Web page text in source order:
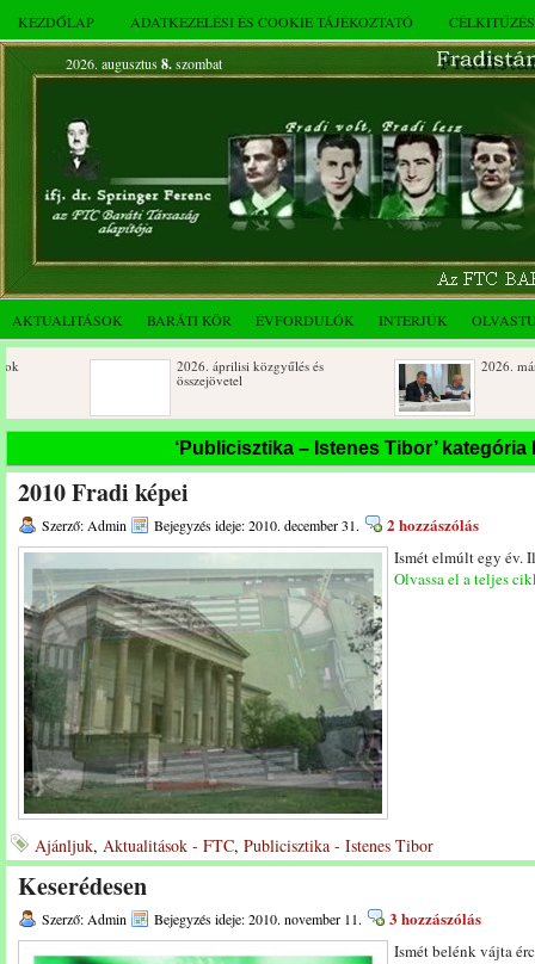
KEZDŐLAP ADATKEZELÉSI ÉS COOKIE TÁJÉKOZTATÓ
2026. augusztus 8.szombat
AKTUALITÁSOK BARÁTI KÖR ÉVFORDULÓK INTERJÚK
2026. áprilisi közgyűlés és
2026. márciusi
Születésnapi koszorúzások
Rendkívüli közgyűlés
novemberi
Az FTC Baráti Kör 2025. októberi
összejövetel
‘Publicisztika – Istenes Tibor’ kategória
2010 Fradi képei
Szerző: Admin Bejegyzés ideje: 2010. december 31. 2 hozzászólás
Ismét elmúlt egy év.
Olvassa el a teljes
Ajánljuk, Aktualitások - FTC, Publicisztika - Istenes Tibor
Keserédesen
Szerző: Admin Bejegyzés ideje: 2010. november 11. 3 hozzászólás
Ismét belénk vájta